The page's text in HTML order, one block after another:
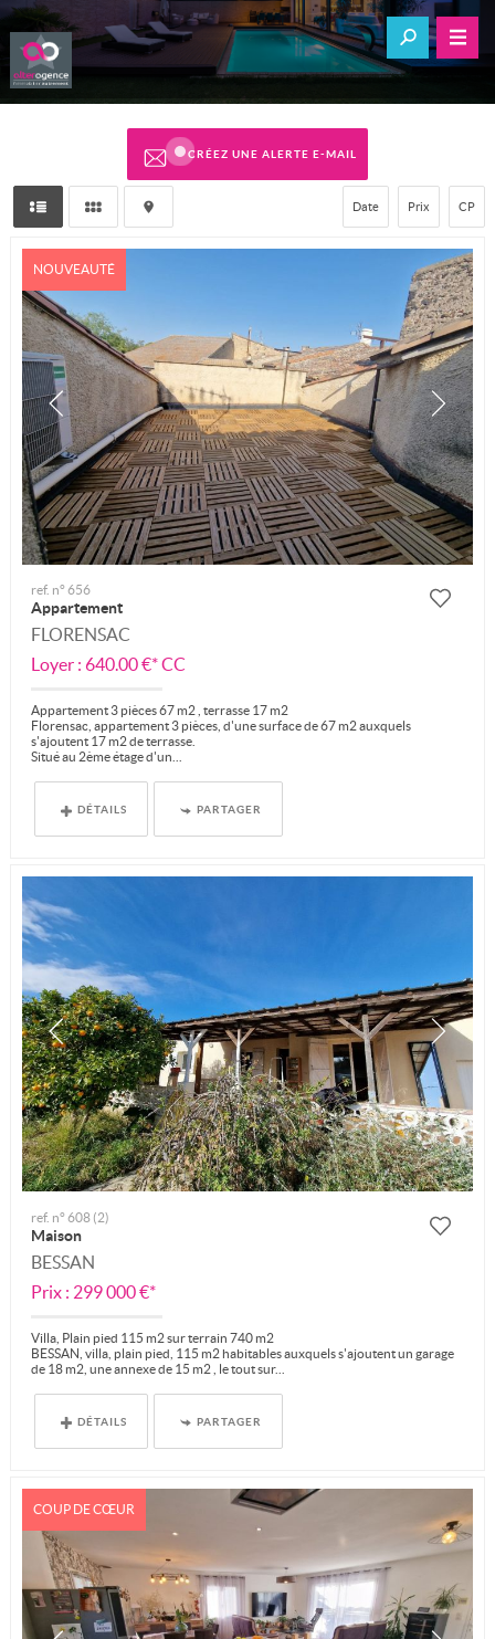
CRÉEZ UNE ALERTE E-MAIL
Date Prix CP
NOUVEAUTÉ
ref. n° 656
Appartement
FLORENSAC
Loyer : 640.00 €*CC
Appartement 3 pièces 67 m2 , terrasse 17 m2
Florensac, appartement 3 pièces, d'une surface de 67 m2 auxquels
s'ajoutent 17 m2 de terrasse.
Situé au 2ème étage d'un...
DÉTAILS PARTAGER
ref. n° 608 (2)
Maison
BESSAN
Prix : 299 000 €*
Villa, Plain pied 115 m2 sur terrain 740 m2
BESSAN, villa, plain pied, 115 m2 habitables auxquels s'ajoutent un garage
de 18 m2, une annexe de 15 m2 , le tout sur...
DÉTAILS PARTAGER
COUP DE CŒUR